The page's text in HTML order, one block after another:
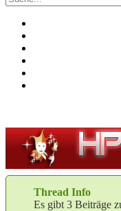
Thread Info
Es gibt 3 Beiträge